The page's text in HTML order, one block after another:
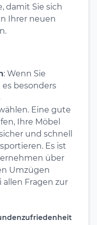
damit Sie sich
Ihrer neuen
: Wenn Sie
besonders
Eine gute
Ihre Möbel
und schnell
Es ist
über
Umzügen
Fragen zur